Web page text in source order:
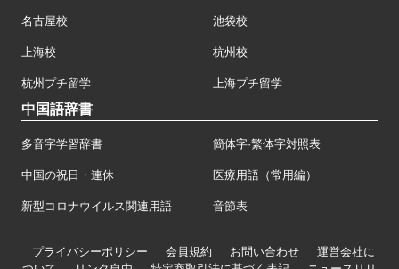
名古屋校 池袋校
上海校 杭州校
杭州プチ留学 上海プチ留学
中国語辞書
多音字学習辞書 簡体字·繁体字対照表
中国の祝日・連休 医療用語（常用編）
新型コロナウイルス関連用語 音節表
プライバシーポリシー 会員規約 お問い合わせ
運営会社に